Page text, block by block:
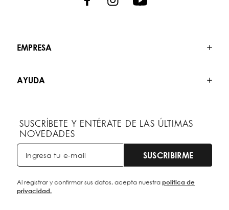
EMPRESA
AYUDA
SUSCRÍBETE Y ENTÉRATE DE LAS ÚLTIMAS
NOVEDADES
SUSCRIBIRME
Al registrar y confirmar sus datos, acepta nuestrapolítica de
privacidad.